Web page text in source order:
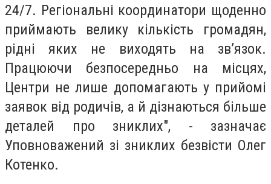
24/7. Регіональні координатори щоденно
приймають велику кількість громадян,
рідні яких не виходять на зв’язок.
Працюючи безпосередньо на місцях,
Центри не лише допомагають у прийомі
заявок від родичів, а й дізнаються більше
деталей про зниклих", - зазначає
Уповноважений зі зниклих безвісти Олег
Котенко.